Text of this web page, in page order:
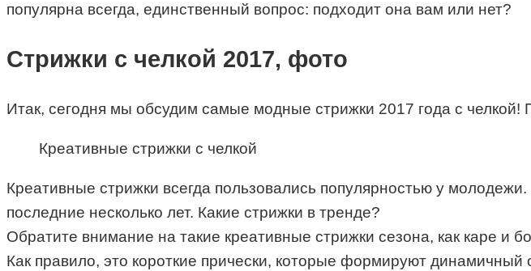
популярна всегда, единственный вопрос: подходит она вам или нет?
Стрижки с челкой 2017, фото
Итак, сегодня мы обсудим самые модные стрижки 2017 года с челкой!
Креативные стрижки с челкой
Креативные стрижки всегда пользовались популярностью у
последние несколько лет. Какие стрижки в тренде?
Обратите внимание на такие креативные стрижки сезона, как каре
Как правило, это короткие прически, которые формируют